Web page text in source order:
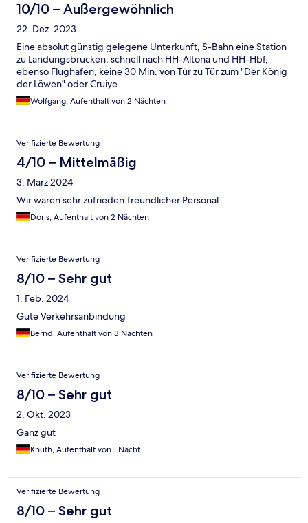
10/10 – Außergewöhnlich
22. Dez. 2023
Eine absolut günstig gelegene Unterkunft, S-Bahn eine Station
zu Landungsbrücken, schnell nach HH-Altona und HH-Hbf,
ebenso Flughafen, keine 30 Min. von Tür zu Tür zum "Der König
der Löwen" oder Cruiye
Wolfgang, Aufenthalt von 2 Nächten
Verifizierte Bewertung
4/10 – Mittelmäßig
3. März 2024
Wir waren sehr zufrieden.freundlicher Personal
Doris, Aufenthalt von 2 Nächten
Verifizierte Bewertung
8/10 – Sehr gut
1. Feb. 2024
Gute Verkehrsanbindung
Bernd, Aufenthalt von 3 Nächten
Verifizierte Bewertung
8/10 – Sehr gut
2. Okt. 2023
Ganz gut
Knuth, Aufenthalt von 1 Nacht
Verifizierte Bewertung
8/10 – Sehr gut